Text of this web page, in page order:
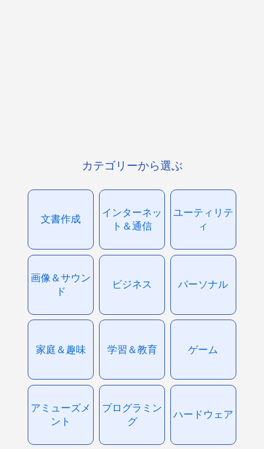
カテゴリーから選ぶ
文書作成
インターネッ
ト＆通信
ユーティリテ
ィ
画像＆サウン
ド
ビジネス パーソナル
家庭＆趣味 学習＆教育 ゲーム
アミューズメ
ント
プログラミン
グ
ハードウェア